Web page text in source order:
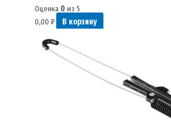
Оценка 0 из 5
0,00 ₽ В корзину